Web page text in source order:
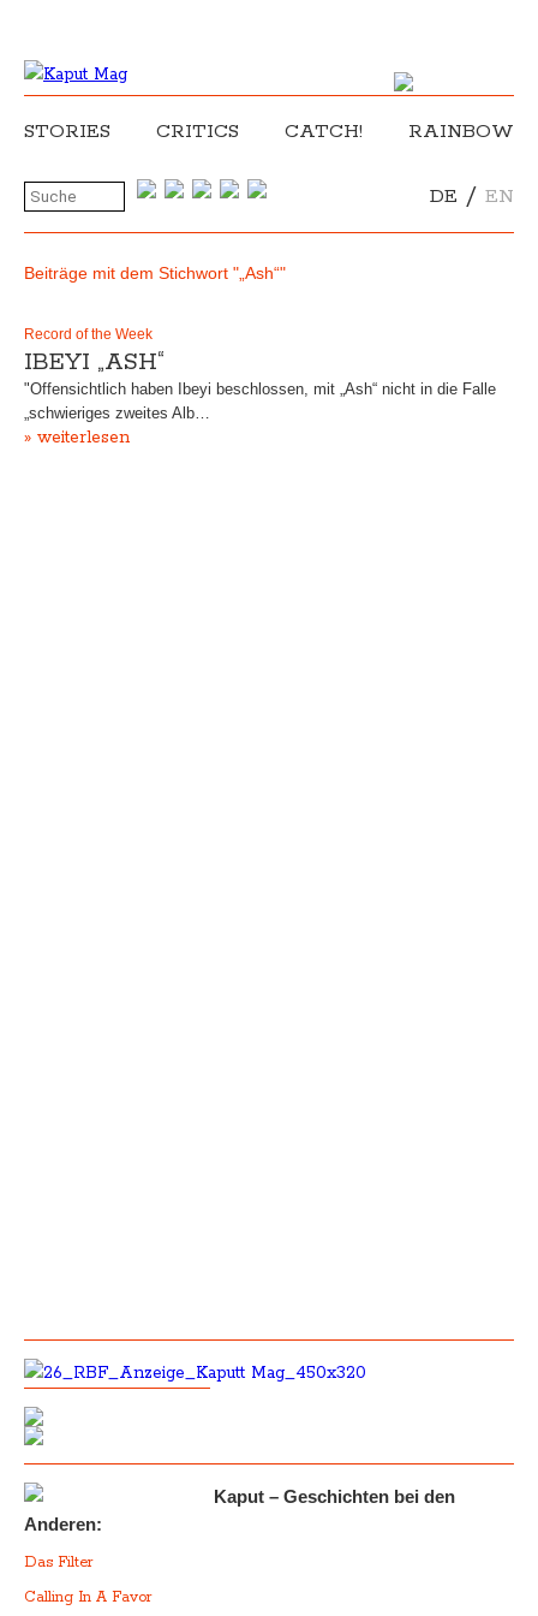
STORIES CRITICS CATCH! RAINBOW
DE / EN
Beiträge mit dem Stichwort "„Ash“"
Record of the Week
IBEYI „ASH“
"Offensichtlich haben Ibeyi beschlossen, mit „Ash“ nicht in die Falle
„schwieriges zweites Alb…
» weiterlesen
Kaput – Geschichten bei den
Anderen:
Das Filter
Calling In A Favor